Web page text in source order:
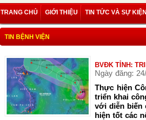
TRANG CHỦ GIỚI THIỆU TIN TỨC VÀ SỰ KIỆN
TIN BỆNH VIỆN
BVĐK TỈNH:
Ngày đăng:
Thực hiện
triển khai
với diễn biến
hiện tốt các